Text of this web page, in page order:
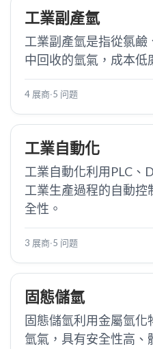
工業副產氫
工業副產氫是指從氯鹼
中回收的氫氣，成本低
4 展商·5 问题
工業自動化
工業自動化利用PLC、
工業生產過程的自動控
全性。
3 展商·5 问题
固態儲氫
固態儲氫利用金屬氫
氫氣，具有安全性高、